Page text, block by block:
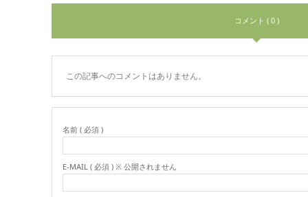
コメント ( 0 )
この記事へのコメントはありません。
名前 ( 必須 )
E-MAIL ( 必須 ) ※ 公開されません